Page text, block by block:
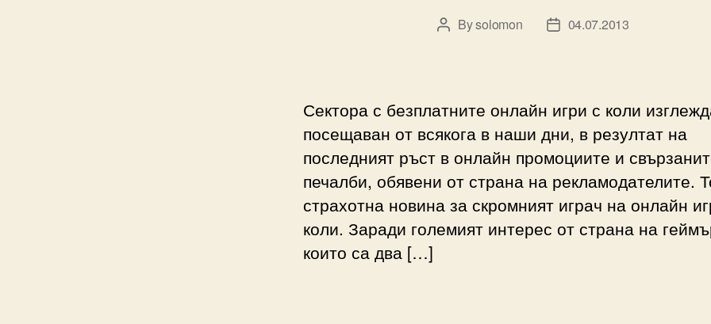
PostBysolomon
Post04.07.2013
Сектора с безплатните онлайн игри с коли
посещаван от всякога в наши дни, в резултат на
последният ръст в онлайн промоциите и
печалби, обявени от страна на рекламодателите.
страхотна новина за скромният играч на онлайн
коли. Заради големият интерес от страна на
които са два […]